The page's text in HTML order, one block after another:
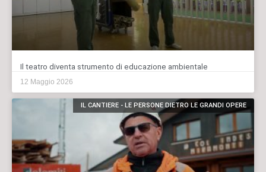
Il teatro diventa strumento di educazione ambientale
12 Maggio 2026
IL CANTIERE - LE PERSONE DIETRO LE GRANDI OPERE